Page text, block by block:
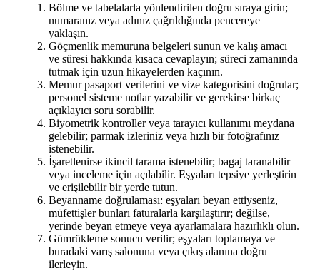
Bölme ve tabelalarla yönlendirilen doğru sıraya girin;
numaranız veya adınız çağrıldığında pencereye
yaklaşın.
Göçmenlik memuruna belgeleri sunun ve kalış amacı
ve süresi hakkında kısaca cevaplayın; süreci zamanında
tutmak için uzun hikayelerden kaçının.
Memur pasaport verilerini ve vize kategorisini doğrular;
personel sisteme notlar yazabilir ve gerekirse birkaç
açıklayıcı soru sorabilir.
Biyometrik kontroller veya tarayıcı kullanımı meydana
gelebilir; parmak izleriniz veya hızlı bir fotoğrafınız
istenebilir.
İşaretlenirse ikincil tarama istenebilir; bagaj taranabilir
veya inceleme için açılabilir. Eşyaları tepsiye yerleştirin
ve erişilebilir bir yerde tutun.
Beyanname doğrulaması: eşyaları beyan ettiyseniz,
müfettişler bunları faturalarla karşılaştırır; değilse,
yerinde beyan etmeye veya ayarlamalara hazırlıklı olun.
Gümrükleme sonucu verilir; eşyaları toplamaya ve
buradaki varış salonuna veya çıkış alanına doğru
ilerleyin.